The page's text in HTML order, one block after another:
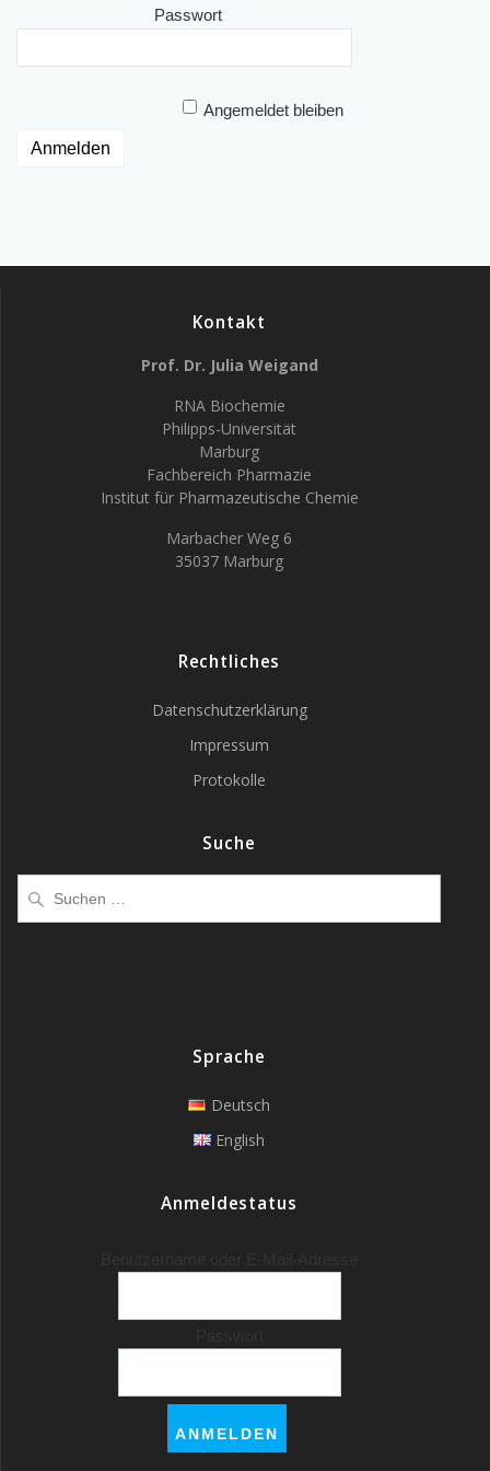
Passwort
Angemeldet bleiben
Kontakt
Prof. Dr. Julia Weigand
RNA Biochemie
Philipps-Universität
Marburg
Fachbereich Pharmazie
Institut für Pharmazeutische Chemie
Marbacher Weg 6
35037 Marburg
Rechtliches
Datenschutzerklärung
Impressum
Protokolle
Suche
nach:
Sprache
Deutsch
English
Anmeldestatus
Benutzername oder E-Mail-Adresse